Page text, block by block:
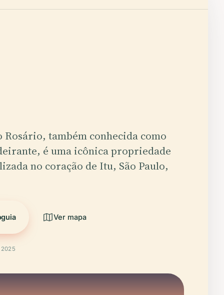
Rosário, também conhecida como
é uma icônica propriedade
no coração de Itu, São Paulo,
Ver mapa